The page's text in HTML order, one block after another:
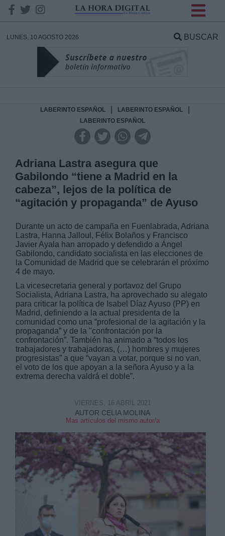
LUNES, 10 AGOSTO 2026 BUSCAR
LABERINTO ESPAÑOL LABERINTO ESPAÑOL
LABERINTO ESPAÑOL
Adriana Lastra asegura que
Gabilondo “tiene a Madrid en la
cabeza”, lejos de la política de
“agitación y propaganda” de Ayuso
Durante un acto de campaña en Fuenlabrada, Adriana
Lastra, Hanna Jalloul, Félix Bolaños y Francisco
Javier Ayala han arropado y defendido a Ángel
Gabilondo, candidato socialista en las elecciones de
la Comunidad de Madrid que se celebrarán el próximo
4 de mayo.
La vicesecretaria general y portavoz del Grupo
Socialista, Adriana Lastra, ha aprovechado su alegato
para criticar la política de Isabel Díaz Ayuso (PP) en
Madrid, definiendo a la actual presidenta de la
comunidad como una “profesional de la agitación y la
propaganda” y de la "confrontación por la
confrontación”. También ha animado a “todos los
trabajadores y trabajadoras, (…) hombres y mujeres
progresistas” a que “vayan a votar, porque si no van,
el voto de los que apoyan a la señora Ayuso y a la
extrema derecha valdrá el doble”.
AUTOR CELIA MOLINA
Mas artículos del mismo autor/a
VIERNES, 16 ABRIL 2021
DATOS
Responsable:
Destinatarios:
Derechos:
link
Información adicional
link